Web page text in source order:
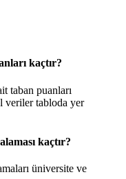
kaçtır?
taban puanları
veriler tabloda yer
kaçtır?
üniversite ve